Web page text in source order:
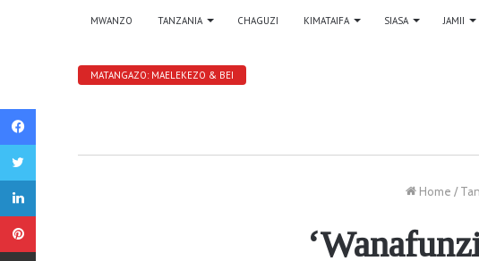
MWANZO TANZANIA CHAGUZI KIMATAIFA SIASA JAMII
MATANGAZO: MAELEKEZO & BEI
Home /